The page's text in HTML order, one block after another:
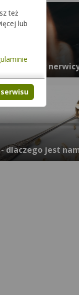
i przyczyny
- dlaczego jest
też
lub